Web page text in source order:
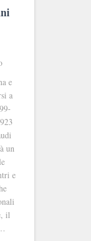
e
a
un
e
il